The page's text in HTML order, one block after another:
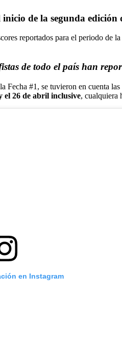
de la segunda
reportados para el periodo de la
de todo el país han
Fecha #1, se tuvieron en cuenta las
el 26 de abril inclusive, cualquiera
en Instagram